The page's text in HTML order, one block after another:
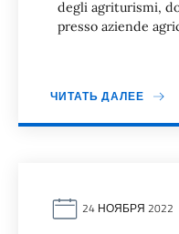
degli agriturismi,
presso aziende
ЧИТАТЬ ДАЛЕЕ
24 НОЯБРЯ 2022